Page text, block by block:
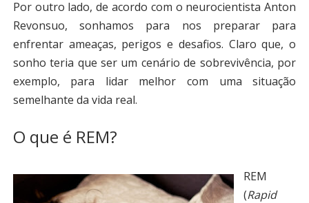
Por outro lado, de acordo com o neurocientista Anton
Revonsuo, sonhamos para nos preparar para
enfrentar ameaças, perigos e desafios. Claro que, o
sonho teria que ser um cenário de sobrevivência, por
exemplo, para lidar melhor com uma situação
semelhante da vida real.
O que é REM?
REM
(Rapid